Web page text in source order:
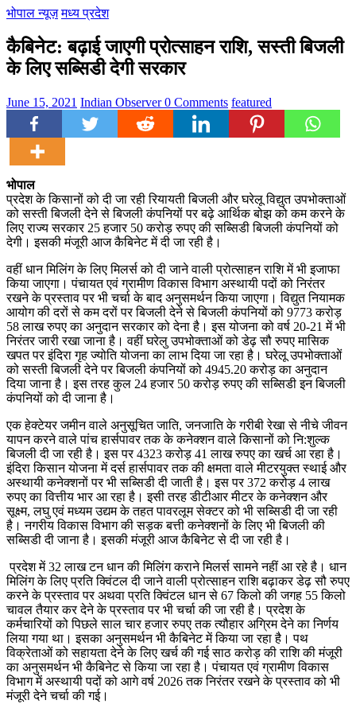
भोपाल न्यूज़ मध्य प्रदेश
कैबिनेट: बढ़ाई जाएगी प्रोत्साहन राशि, सस्ती बिजली
के लिए सब्सिडी देगी सरकार
June 15, 2021 Indian Observer0 Comments featured
भोपाल
प्रदेश के किसानों को दी जा रही रियायती बिजली और घरेलू विद्युत उपभोक्ताओं
को सस्ती बिजली देने से बिजली कंपनियों पर बढ़े आर्थिक बोझ को कम करने के
लिए राज्य सरकार 25 हजार 50 करोड़ रुपए की सब्सिडी बिजली कंपनियों को
देगी। इसकी मंजूरी आज कैबिनेट में दी जा रही है।
वहीं धान मिलिंग के लिए मिलर्स को दी जाने वाली प्रोत्साहन राशि में भी इजाफा
किया जाएगा। पंचायत एवं ग्रामीण विकास विभाग अस्थायी पदों को निरंतर
रखने के प्रस्ताव पर भी चर्चा के बाद अनुसमर्थन किया जाएगा। विद्युत नियामक
आयोग की दरों से कम दरों पर बिजली देने से बिजली कंपनियों को 9773 करोड़
58 लाख रुपए का अनुदान सरकार को देना है। इस योजना को वर्ष 20-21 में भी
निरंतर जारी रखा जाना है। वहीं घरेलु उपभोक्ताओं को डेढ़ सौ रुपए मासिक
खपत पर इंदिरा गृह ज्योति योजना का लाभ दिया जा रहा है। घरेलू उपभोक्ताओं
को सस्ती बिजली देने पर बिजली कंपनियों को 4945.20 करोड़ का अनुदान
दिया जाना है। इस तरह कुल 24 हजार 50 करोड़ रुपए की सब्सिडी इन बिजली
कंपनियों को दी जाना है।
एक हेक्टेयर जमीन वाले अनुसूचित जाति, जनजाति के गरीबी रेखा से नीचे जीवन
यापन करने वाले पांच हार्सपावर तक के कनेक्शन वाले किसानों को नि:शुल्क
बिजली दी जा रही है। इस पर 4323 करोड़ 41 लाख रुपए का खर्च आ रहा है।
इंदिरा किसान योजना में दर्स हार्सपावर तक की क्षमता वाले मीटरयुक्त स्थाई और
अस्थायी कनेक्शनों पर भी सब्सिडी दी जाती है। इस पर 372 करोड़ 4 लाख
रुपए का वित्तीय भार आ रहा है। इसी तरह डीटीआर मीटर के कनेक्शन और
सूक्ष्म, लघु एवं मध्यम उद्यम के तहत पावरलूम सेक्टर को भी सब्सिडी दी जा रही
है। नगरीय विकास विभाग की सड़क बत्ती कनेक्शनों के लिए भी बिजली की
सब्सिडी दी जाना है। इसकी मंजूरी आज कैबिनेट से दी जा रही है।
प्रदेश में 32 लाख टन धान की मिलिंग कराने मिलर्स सामने नहीं आ रहे है। धान
मिलिंग के लिए प्रति क्विंटल दी जाने वाली प्रोत्साहन राशि बढ़ाकर डेढ़ सौ रुपए
करने के प्रस्ताव पर अथवा प्रति क्विंटल धान से 67 किलो की जगह 55 किलो
चावल तैयार कर देने के प्रस्ताव पर भी चर्चा की जा रही है। प्रदेश के
कर्मचारियों को पिछले साल चार हजार रुपए तक त्यौहार अग्रिम देने का निर्णय
लिया गया था। इसका अनुसमर्थन भी कैबिनेट में किया जा रहा है। पथ
विक्रेताओं को सहायता देने के लिए खर्च की गई साठ करोड़ की राशि की मंजूरी
का अनुसमर्थन भी कैबिनेट से किया जा रहा है। पंचायत एवं ग्रामीण विकास
विभाग में अस्थायी पदों को आगे वर्ष 2026 तक निरंतर रखने के प्रस्ताव को भी
मंजूरी देने चर्चा की गई।